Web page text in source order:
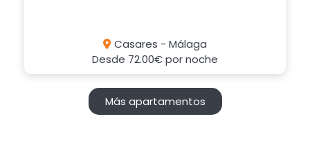
Casares - Málaga
Desde 72.00€por noche
Más apartamentos